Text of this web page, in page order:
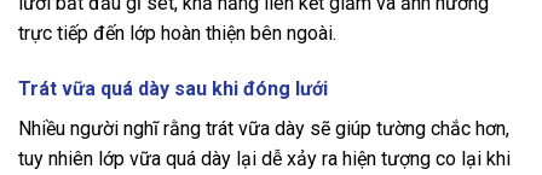
trực tiếp đến lớp hoàn thiện bên ngoài.
Trát vữa quá dày sau khi đóng lưới
Nhiều người nghĩ rằng trát vữa dày sẽ giúp tường chắc hơn,
tuy nhiên lớp vữa quá dày lại dễ xảy ra hiện tượng co lại khi